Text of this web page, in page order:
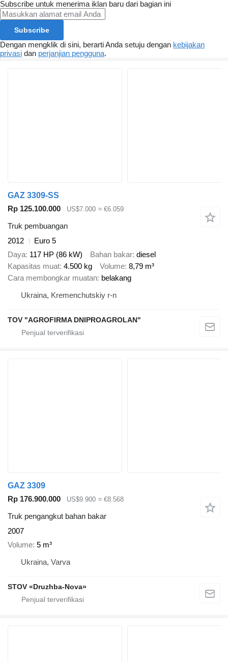
Subscribe untuk menerima iklan baru dari bagian ini
Subscribe
Dengan mengklik di sini, berarti Anda setuju dengan kebijakan
privasi dan perjanjian pengguna.
GAZ 3309-SS
Rp 125.100.000
US$7.000 ≈ €6.059
Truk pembuangan
2012
Euro 5
Daya 117 HP (86 kW) Bahan bakar diesel
Kapasitas muat 4.500 kg Volume 8,79 m³
Cara membongkar muatan belakang
Ukraina, Kremenchutskiy r-n
TOV "AGROFIRMA DNIPROAGROLAN"
GAZ 3309
Rp 176.900.000
US$9.900 ≈ €8.568
Truk pengangkut bahan bakar
2007
Volume 5 m³
Ukraina, Varva
STOV «Druzhba-Nova»